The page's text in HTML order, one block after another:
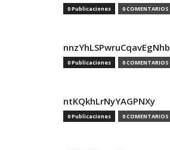
0 Publicaciones 0 COMENTARIOS
nnzYhLSPwruCqavEgNhb
0 Publicaciones 0 COMENTARIOS
ntKQkhLrNyYAGPNXy
0 Publicaciones 0 COMENTARIOS